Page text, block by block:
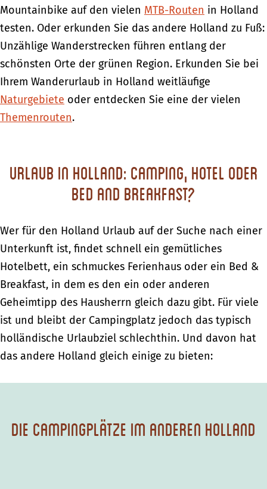
Mountainbike auf den vielen MTB-Routen in Holland
testen. Oder erkunden Sie das andere Holland zu Fuß:
Unzählige Wanderstrecken führen entlang der
schönsten Orte der grünen Region. Erkunden Sie bei
Ihrem Wanderurlaub in Holland weitläufige
Naturgebiete oder entdecken Sie eine der vielen
Themenrouten.
Urlaub in Holland: Camping, Hotel oder
Bed and Breakfast?
Wer für den Holland Urlaub auf der Suche nach einer
Unterkunft ist, findet schnell ein gemütliches
Hotelbett, ein schmuckes Ferienhaus oder ein Bed &
Breakfast, in dem es den ein oder anderen
Geheimtipp des Hausherrn gleich dazu gibt. Für viele
ist und bleibt der Campingplatz jedoch das typisch
holländische Urlaubziel schlechthin. Und davon hat
das andere Holland gleich einige zu bieten:
Die Campingplätze im anderen Holland